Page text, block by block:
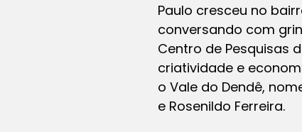
Paulo cresceu no
conversando com
Centro de Pesquisas
criatividade e
o Vale do Dendê,
e Rosenildo Ferreira.